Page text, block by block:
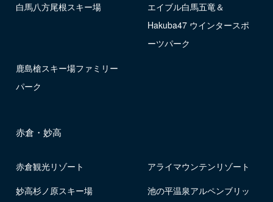
白馬八方尾根スキー場
エイブル白馬五竜＆
Hakuba47 ウインタースポ
ーツパーク
鹿島槍スキー場ファミリー
パーク
赤倉・妙高
赤倉観光リゾート アライマウンテンリゾート
妙高杉ノ原スキー場
池の平温泉アルペンブリッ